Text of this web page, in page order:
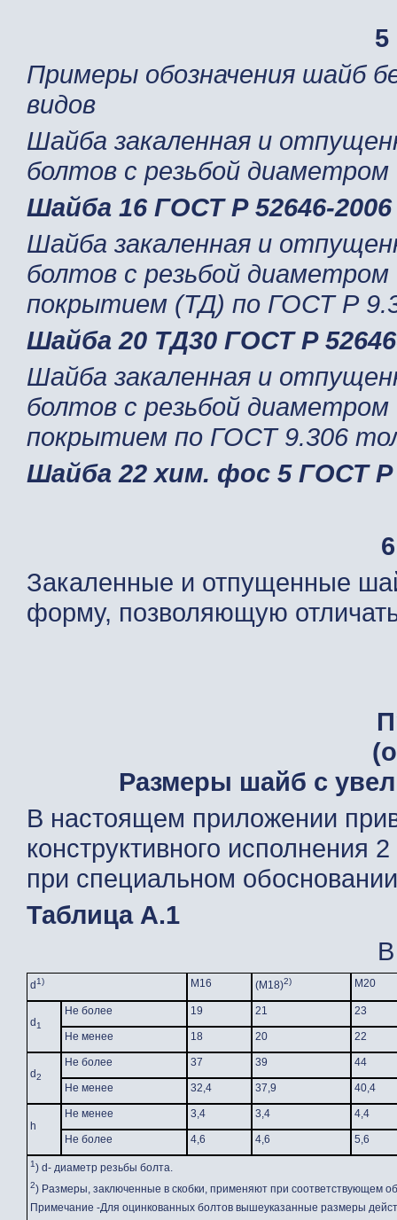
5
Примеры обозначения шайб
видов
Шайба закаленная и
болтов с резьбой диаметром
Шайба 16 ГОСТ Р 52646-2006
Шайба закаленная и
болтов с резьбой диаметром
покрытием (ТД) по ГОСТ Р
Шайба 20 ТД30 ГОСТ Р
Шайба закаленная и
болтов с резьбой диаметром
покрытием по ГОСТ 9.306
Шайба 22 хим. фос 5 ГОСТ Р
Закаленные и отпущенные
форму, позволяющую
Размеры шайб с
В настоящем приложении
конструктивного
при специальном
Таблица А.1
d 1) М16 (М18)2) М20
d1
Не более 19 21 23
Не менее 18 20 22
d2
Не более 37 39 44
Не менее 32,4 37,9 40,4
h
Не менее 3,4 3,4 4,4
Не более 4,6 4,6 5,6
1) d- диаметр резьбы болта.
2) Размеры, заключенные в скобки, применяют при соответствующем
Примечание -Для оцинкованных болтов вышеуказанные размеры